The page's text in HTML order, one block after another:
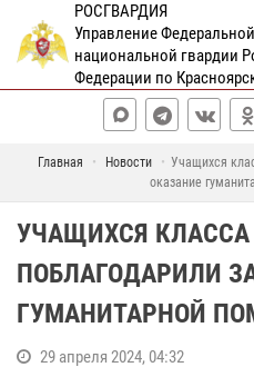
РОСГВАРДИЯ
Управление
национальной гвардии
Федерации по
Главная Новости
Учащихся
оказание
УЧАЩИХСЯ КЛАССА
ПОБЛАГОДАРИЛИ
ГУМАНИТАРНОЙ
29 апреля 2024, 04:32